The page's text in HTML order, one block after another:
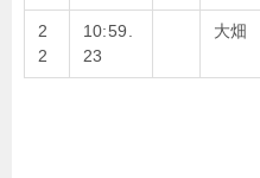
2
2
10:59.
23
大畑